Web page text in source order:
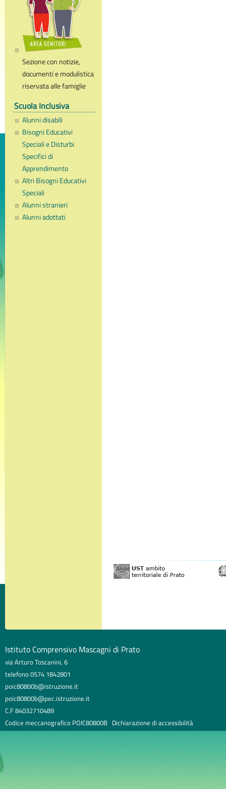
Sezione con notizie,
documenti e modulistica
riservata alle famiglie
Scuola Inclusiva
Alunni disabili
Bisogni Educativi
Speciali e Disturbi
Specifici di
Apprendimento
Altri Bisogni Educativi
Speciali
Alunni stranieri
Alunni adottati
Istituto Comprensivo Mascagni di Prato
via Arturo Toscanini, 6
telefono 0574 1842801
poic80800b@istruzione.it
poic80800b@pec.istruzione.it
C.F 84032710489
Codice meccanografico POIC80800B Dichiarazione di accessibilità